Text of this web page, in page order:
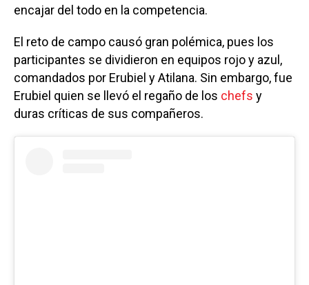
encajar del todo en la competencia.
El reto de campo causó gran polémica, pues los
participantes se dividieron en equipos rojo y azul,
comandados por Erubiel y Atilana. Sin embargo, fue
Erubiel quien se llevó el regaño de los chefs y
duras críticas de sus compañeros.